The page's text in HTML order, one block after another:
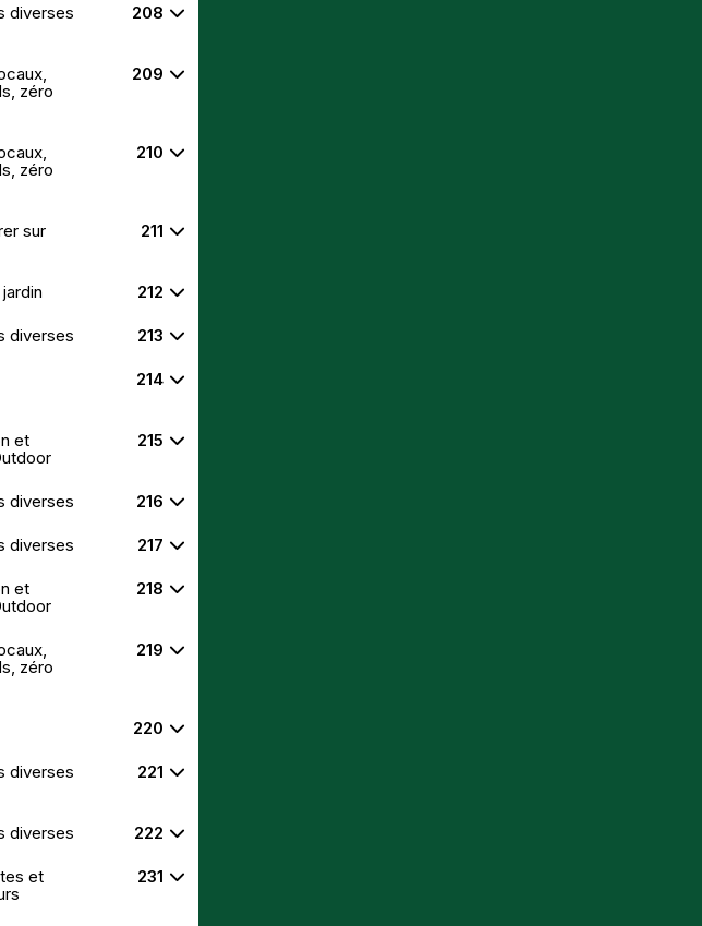
diverses 208
zéro
209
zéro
210
sur
211
212
diverses 213
214
et
215
diverses 216
diverses 217
et
218
zéro
219
220
diverses 221
diverses 222
et
231